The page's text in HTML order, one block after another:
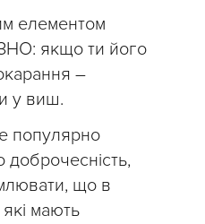
елементом
якщо ти його
–
у виш.
популярно
доброчесність,
що в
які мають